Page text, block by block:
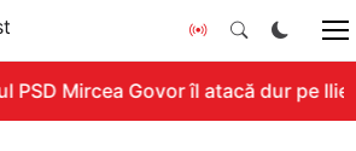
PSD Mircea Govor îl atacă dur pe